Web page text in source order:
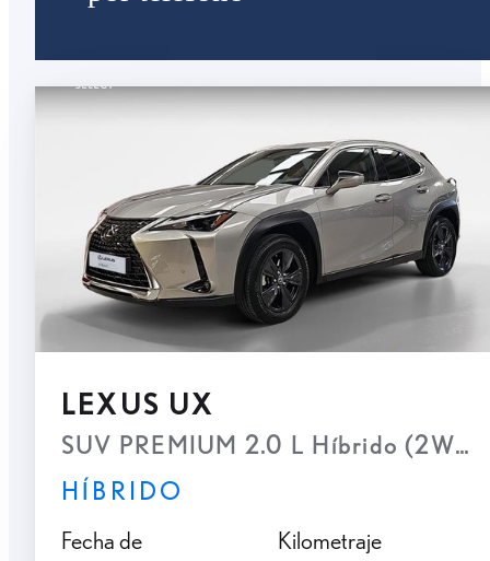
LEXUS UX
SUV PREMIUM 2.0 L Híbrido (2WD)
HÍBRIDO
Fecha de
Kilometraje